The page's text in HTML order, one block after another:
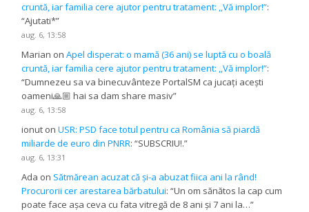
cruntă, iar familia cere ajutor pentru tratament: ,,Vă implor!”:
“Ajutati*”
aug. 6, 13:58
Marian onApel disperat: o mamă (36 ani) se luptă cu o boală
cruntă, iar familia cere ajutor pentru tratament: ,,Vă implor!”:
“Dumnezeu sa va binecuvânteze PortalSM ca jucați acești
oameni🙏🏼 hai sa dam share masiv”
aug. 6, 13:58
ionut onUSR: PSD face totul pentru ca România să piardă
miliarde de euro din PNRR: “SUBSCRIU!.”
aug. 6, 13:31
Ada on Sătmărean acuzat că și-a abuzat fiica ani la rând!
Procurorii cer arestarea bărbatului: “Un om sănătos la cap cum
poate face așa ceva cu fata vitregă de 8 ani și 7 ani la…”